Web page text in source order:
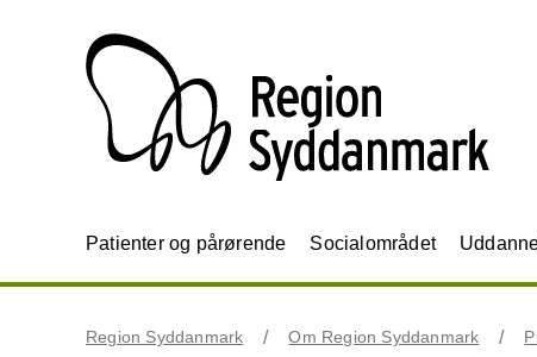
Patienter og pårørende Socialområdet
Region Syddanmark Om Region Syddanmark